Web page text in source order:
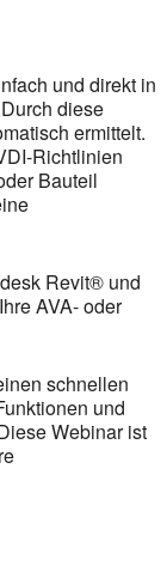
und direkt in
diese
ermittelt.
Richtlinien
Bauteil
Revit® und
AVA- oder
schnellen
und
Webinar ist